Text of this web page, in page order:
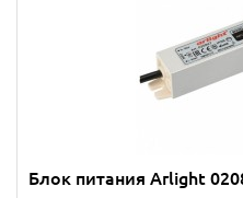
Блок питания Arlight